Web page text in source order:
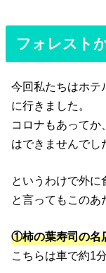
フォレスト
今回私たちはホテ
に行きました。
コロナもあってか
はできませんでし
というわけで外に
と言ってもこのあ
①柿の葉寿司の名
こちらは車で約1